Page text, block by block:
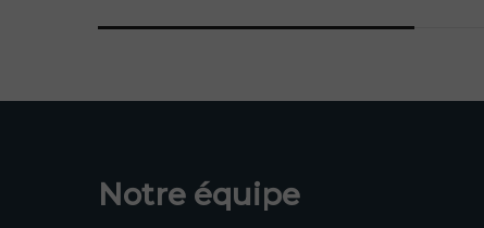
Notre équipe